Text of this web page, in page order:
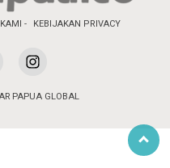
KEBIJAKAN PRIVACY
PAPUA GLOBAL